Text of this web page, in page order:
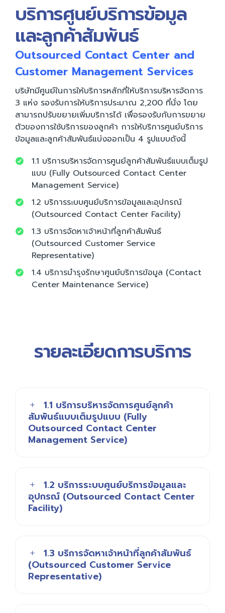
บริการศูนย์บริการข้อมูล
และลูกค้าสัมพันธ์
Outsourced Contact Center and
Customer Management Services
บริษัทมีศูนย์ในการให้บริการหลักที่ให้บริการบริหารจัดการ
3 แห่ง รองรับการให้บริการประมาณ 2,200 ที่นั่ง โดย
สามารถปรับขยายเพิ่มบริการได้ เพื่อรองรับกับการขยาย
ตัวของการใช้บริการของลูกค้า การให้บริการศูนย์บริการ
ข้อมูลและลูกค้าสัมพันธ์แบ่งออกเป็น 4 รูปแบบดังนี้
1.1 บริการบริหารจัดการศูนย์ลูกค้าสัมพันธ์แบบเต็มรูป
แบบ (Fully Outsourced Contact Center
Management Service)
1.2 บริการระบบศูนย์บริการข้อมูลและอุปกรณ์
(Outsourced Contact Center Facility)
1.3 บริการจัดหาเจ้าหน้าที่ลูกค้าสัมพันธ์
(Outsourced Customer Service
Representative)
1.4 บริการบำรุงรักษาศูนย์บริการข้อมูล (Contact
Center Maintenance Service)
รายละเอียดการบริการ
1.1 บริการบริหารจัดการศูนย์ลูกค้า
สัมพันธ์แบบเต็มรูปแบบ (Fully
Outsourced Contact Center
Management Service)
1.2 บริการระบบศูนย์บริการข้อมูลและ
อุปกรณ์ (Outsourced Contact Center
Facility)
1.3 บริการจัดหาเจ้าหน้าที่ลูกค้าสัมพันธ์
(Outsourced Customer Service
Representative)